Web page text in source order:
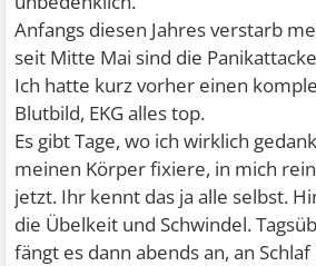
Anfangs diesen Jahres verstarb
seit Mitte Mai sind die
Ich hatte kurz vorher einen
Blutbild, EKG alles top.
Es gibt Tage, wo ich wirklich
meinen Körper fixiere, in mich
jetzt. Ihr kennt das ja alle selbst.
die Übelkeit und Schwindel.
fängt es dann abends an, an